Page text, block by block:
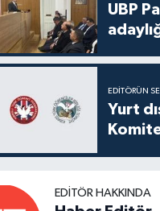
UBP
EDITÖRÜN
Yurt
EDITÖR HAKKINDA